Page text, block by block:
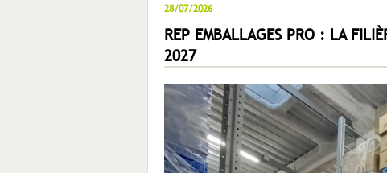
28/07/2026
REP EMBALLAGES PRO : LA
2027